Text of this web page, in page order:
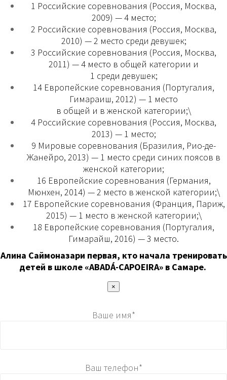
1 Российские соревнования (Россия, Москва,
2009) — 4 место;
2 Российские соревнования (Россия, Москва,
2010) — 2 место среди девушек;
3 Российские соревнования (Россия, Москва,
2011) — 4 место в общей категории и
1 среди девушек;
14 Европейские соревнования (Португалия,
Гимараиш, 2012) — 1 место
в общей и в женской категории;\
4 Российские соревнования (Россия, Москва,
2013) — 1 место;
9 Мировые соревнования (Бразилия, Рио-де-
Жанейро, 2013) — 1 место среди синих поясов в
женской категории;
16 Европейские соревнования (Германия,
Мюнхен, 2014) — 2 место в женской категории;\
17 Европейские соревнования (Франция, Париж,
2015) — 1 место в женской категории;\
18 Европейские соревнования (Португалия,
Гимарайш, 2016) — 3 место.
Алина Саймоназари первая, кто начала тренировать
детей в школе «ABADÁ-CAPOEIRA» в Самаре.
×
Ваше имя*
Ваш телефон*